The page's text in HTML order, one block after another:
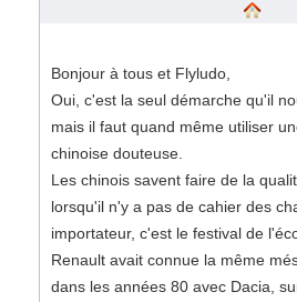
Bonjour à tous et Flyludo,
Oui, c'est la seul démarche qu'il
mais il faut quand même utiliser
chinoise douteuse.
Les chinois savent faire de la
lorsqu'il n'y a pas de cahier des
importateur, c'est le festival de
Renault avait connue la même
dans les années 80 avec Dacia,